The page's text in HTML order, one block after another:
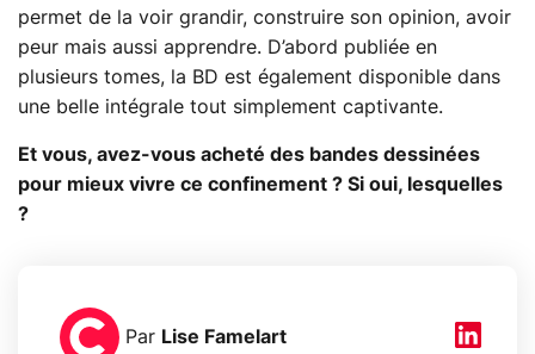
permet de la voir grandir, construire son opinion, avoir
peur mais aussi apprendre. D’abord publiée en
plusieurs tomes, la BD est également disponible dans
une belle intégrale tout simplement captivante.
Et vous, avez-vous acheté des bandes dessinées
pour mieux vivre ce confinement ? Si oui, lesquelles
?
Par Lise Famelart